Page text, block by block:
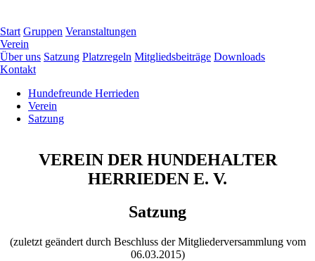
Navigation
überspringen
Start Gruppen Veranstaltungen
Verein
Über uns Satzung Platzregeln Mitgliedsbeiträge Downloads
Kontakt
Hundefreunde Herrieden
Verein
Satzung
VEREIN DER HUNDEHALTER
HERRIEDEN E. V.
Satzung
(zuletzt geändert durch Beschluss der Mitgliederversammlung vom
06.03.2015)